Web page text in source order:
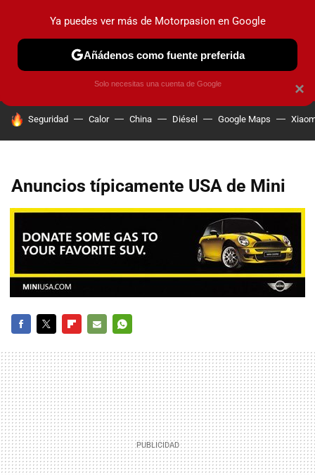
PRUEBAS COCHES ELÉCTRICOS OBSERVATORIO
HOY SE HABLA DE
Seguridad Calor China Diésel Google Maps
Anuncios típicamente USA de Mini
MAIL
×
Ya puedes ver más de Motorpasion en Google
Añádenos como fuente preferida
Solo necesitas una cuenta de Google